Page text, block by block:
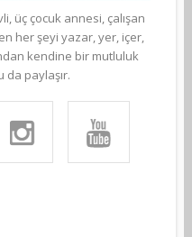
üç çocuk annesi, çalışan
her şeyi yazar, yer, içer,
kendine bir mutluluk
da paylaşır.